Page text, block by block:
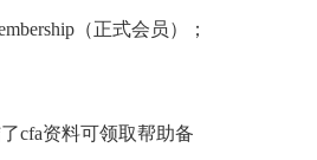
（正式会员）；
cfa资料可领取帮助备